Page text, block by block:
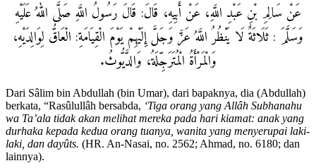
عَنْ سَالِمِ بْنِ عَبْدِ اللَّهِ، عَنْ أَبِيهِ، قَالَ: قَالَ رَسُولُ اللَّهِ صَلَّى اللهُ عَلَيْهِ
وَسَلَّمَ : ثَلَاثَةٌ لَا يَنْظُرُ اللَّهُ عَزَّ وَجَلَّ إِلَيْهِمْ يَوْمَ الْقِيَامَةِ: الْعَاقُّ لِوَالِدَيْهِ،
وَالْمَرْأَةُ الْمُتَرَجِّلَةُ، وَالدَّيُّوثُ.
Dari Sâlim bin Abdullah (bin Umar), dari bapaknya, dia (Abdullah)
berkata, “Rasûlullâh bersabda, ‘Tiga orang yang Allâh Subhanahu
wa Ta’ala tidak akan melihat mereka pada hari kiamat: anak yang
durhaka kepada kedua orang tuanya, wanita yang menyerupai laki-
laki, dan dayûts. (HR. An-Nasai, no. 2562; Ahmad, no. 6180; dan
lainnya).